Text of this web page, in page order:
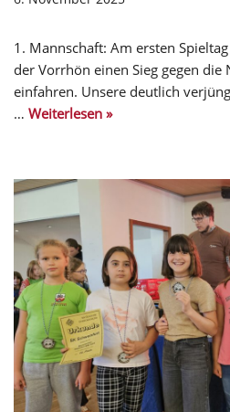
1. Mannschaft: Am ersten
der Vorrhön einen Sieg gegen die
einfahren. Unsere deutlich
… Weiterlesen »